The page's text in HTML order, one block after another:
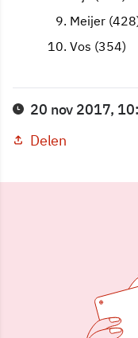
Meijer
Vos (354)
20 nov 2017,
Delen